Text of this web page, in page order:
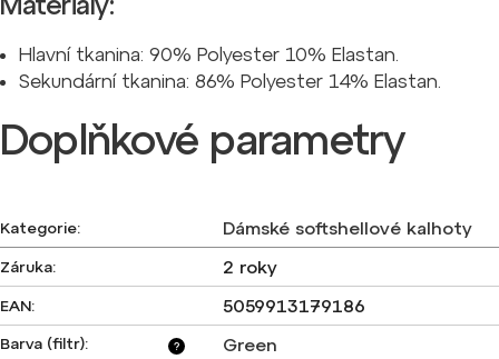
Hlavní tkanina: 90% Polyester 10% Elastan.
Sekundární tkanina: 86% Polyester 14% Elastan.
Doplňkové parametry
Kategorie: Dámské softshellové kalhoty
Záruka: 2 roky
EAN: 5059913179186
?
Barva (filtr): Green